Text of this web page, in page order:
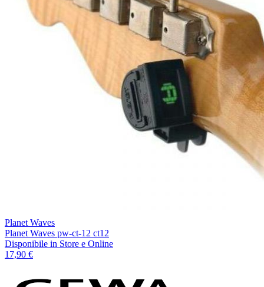
Planet Waves
Planet Waves pw-ct-12 ct12
Disponibile in Store e Online
17,90 €